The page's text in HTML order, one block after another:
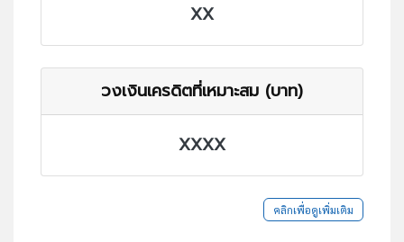
XX
วงเงินเครดิตที่เหมาะสม (บาท)
XXXX
คลิกเพื่อดูเพิ่มเติม